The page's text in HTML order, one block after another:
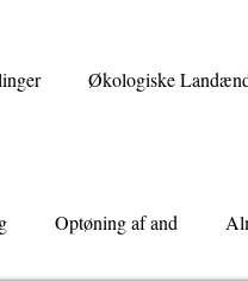
Økologiske
Optøning af and